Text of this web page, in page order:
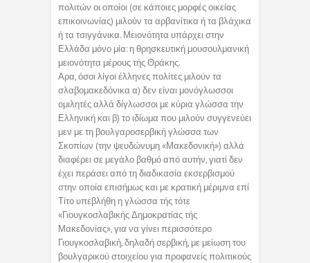
πολιτών οι οποίοι (σε κάποιες μορφές οικείας
επικοινωνίας) μιλούν τα αρβανίτικα ή τα βλάχικα
ή τα τσιγγάνικα. Μειονότητα υπάρχει στην
Ελλάδα μόνο μία: η θρησκευτική μουσουλμανική
μειονότητα μέρους τής Θράκης.
Αρα, όσοι λίγοι έλληνες πολίτες μιλούν τα
σλαβομακεδόνικα α) δεν είναι μονόγλωσσοι
ομιλητές αλλά δίγλωσσοι με κύρια γλώσσα την
Ελληνική και β) το ιδίωμα που μιλούν συγγενεύει
μεν με τη βουλγαροσερβική γλώσσα των
Σκοπίων (την ψευδώνυμη «Μακεδονική») αλλά
διαφέρει σε μεγάλο βαθμό από αυτήν, γιατί δεν
έχει περάσει από τη διαδικασία εκσερβισμού
στην οποία επισήμως και με κρατική μέριμνα επί
Τίτο υπεβλήθη η γλώσσα τής τότε
«Γιουγκοσλαβικής Δημοκρατίας τής
Μακεδονίας», για να γίνει περισσότερο
Γιουγκοσλαβική, δηλαδή σερβική, με μείωση του
βουλγαρικού στοιχείου για προφανείς πολιτικούς